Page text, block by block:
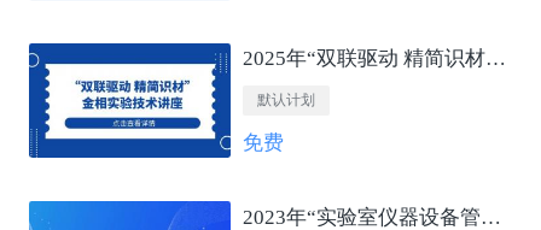
2025年“双联驱动 精简识材”金相实验技术讲座
默认计划
免费
2023年“实验室仪器设备管理与量值溯源、仪器设备与标准物质期间核查技术要点”专题培训